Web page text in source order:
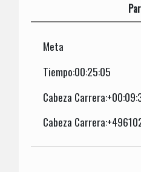
Meta
Tiempo:00:25:05
Cabeza
Cabeza